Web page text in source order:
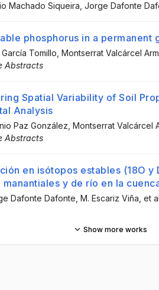
Machado Siqueira, Jorge Dafonte
phosphorus in a
Tomillo, Montserrat Valcárcel
Abstracts
Spatial Variability of Soil
Analysis
Paz González, Montserrat Valcárcel
Abstracts
en isótopos estables (18O
y de río en la
Dafonte Dafonte, M. Escariz Viña, et
Show more works